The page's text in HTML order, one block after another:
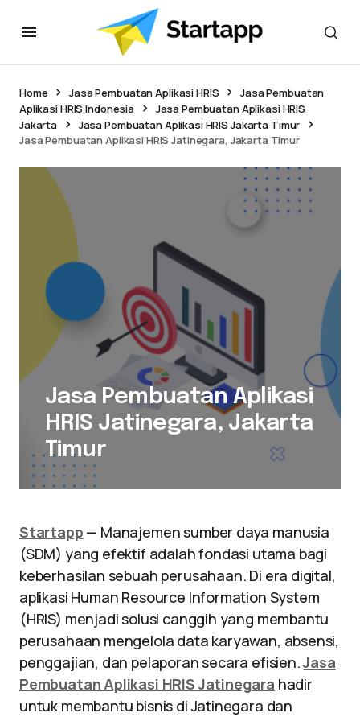
Home Jasa Pembuatan Aplikasi HRIS
Jasa Pembuatan
Aplikasi HRIS Indonesia
Jasa Pembuatan Aplikasi HRIS
Jakarta
Jasa Pembuatan Aplikasi HRIS Jakarta Timur
Jasa Pembuatan Aplikasi HRIS Jatinegara, Jakarta Timur
Jasa Pembuatan Aplikasi
HRIS Jatinegara, Jakarta
Timur
Startapp — Manajemen sumber daya manusia
(SDM) yang efektif adalah fondasi utama bagi
keberhasilan sebuah perusahaan. Di era digital,
aplikasi Human Resource Information System
(HRIS) menjadi solusi canggih yang membantu
perusahaan mengelola data karyawan, absensi,
penggajian, dan pelaporan secara efisien.Jasa
Pembuatan Aplikasi HRIS Jatinegara hadir
untuk membantu bisnis di Jatinegara dan